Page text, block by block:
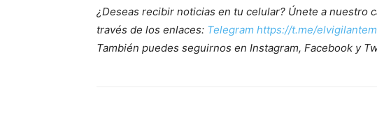
¿Deseas recibir noticias en tu celular? Únete a nuestro
través de los enlaces: Telegram https://t.me/
También puedes seguirnos en Instagram, Facebook y